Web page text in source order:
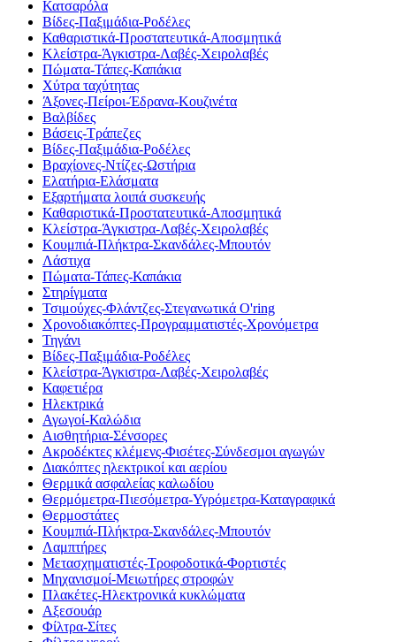
Κατσαρόλα
Βίδες-Παξιμάδια-Ροδέλες
Καθαριστικά-Προστατευτικά-Αποσμητικά
Κλείστρα-Άγκιστρα-Λαβές-Χειρολαβές
Πώματα-Τάπες-Καπάκια
Χύτρα ταχύτητας
Άξονες-Πείροι-Έδρανα-Κουζινέτα
Βαλβίδες
Βάσεις-Τράπεζες
Βίδες-Παξιμάδια-Ροδέλες
Βραχίονες-Ντίζες-Ωστήρια
Ελατήρια-Ελάσματα
Εξαρτήματα λοιπά συσκευής
Καθαριστικά-Προστατευτικά-Αποσμητικά
Κλείστρα-Άγκιστρα-Λαβές-Χειρολαβές
Κουμπιά-Πλήκτρα-Σκανδάλες-Μπουτόν
Λάστιχα
Πώματα-Τάπες-Καπάκια
Στηρίγματα
Τσιμούχες-Φλάντζες-Στεγανωτικά O'ring
Χρονοδιακόπτες-Προγραμματιστές-Χρονόμετρα
Τηγάνι
Βίδες-Παξιμάδια-Ροδέλες
Κλείστρα-Άγκιστρα-Λαβές-Χειρολαβές
Καφετιέρα
Ηλεκτρικά
Αγωγοί-Καλώδια
Αισθητήρια-Σένσορες
Ακροδέκτες κλέμενς-Φισέτες-Σύνδεσμοι αγωγών
Διακόπτες ηλεκτρικοί και αερίου
Θερμικά ασφαλείας καλωδίου
Θερμόμετρα-Πιεσόμετρα-Υγρόμετρα-Καταγραφικά
Θερμοστάτες
Κουμπιά-Πλήκτρα-Σκανδάλες-Μπουτόν
Λαμπτήρες
Μετασχηματιστές-Τροφοδοτικά-Φορτιστές
Μηχανισμοί-Μειωτήρες στροφών
Πλακέτες-Ηλεκτρονικά κυκλώματα
Αξεσουάρ
Φίλτρα-Σίτες